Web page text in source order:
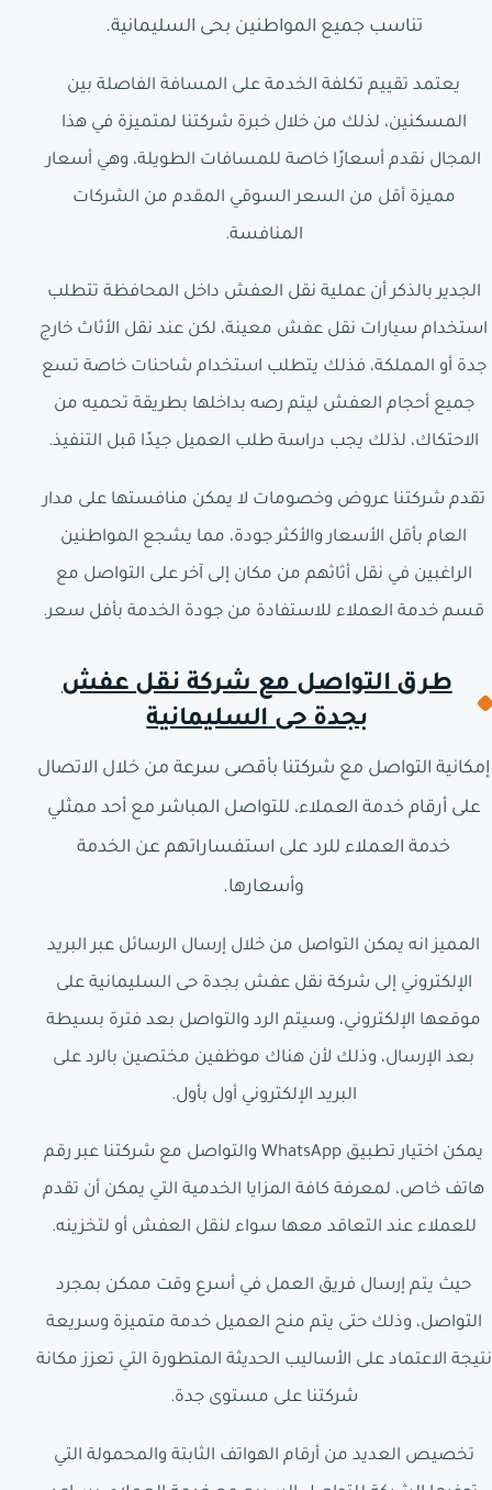
تناسب جميع المواطنين بحى السليمانية.
يعتمد تقييم تكلفة الخدمة على المسافة الفاصلة بين
المسكنين، لذلك من خلال خبرة شركتنا لمتميزة في هذا
المجال نقدم أسعارًا خاصة للمسافات الطويلة، وهي أسعار
مميزة أقل من السعر السوقي المقدم من الشركات
المنافسة.
الجدير بالذكر أن عملية نقل العفش داخل المحافظة تتطلب
استخدام سيارات نقل عفش معينة، لكن عند نقل الأثاث خارج
جدة أو المملكة، فذلك يتطلب استخدام شاحنات خاصة تسع
جميع أحجام العفش ليتم رصه بداخلها بطريقة تحميه من
الاحتكاك، لذلك يجب دراسة طلب العميل جيدًا قبل التنفيذ.
تقدم شركتنا عروض وخصومات لا يمكن منافستها على مدار
العام بأقل الأسعار والأكثر جودة، مما يشجع المواطنين
الراغبين في نقل أثاثهم من مكان إلى آخر على التواصل مع
قسم خدمة العملاء للاستفادة من جودة الخدمة بأفل سعر.
طرق التواصل مع شركة نقل عفش
بجدة حى السليمانية
إمكانية التواصل مع شركتنا بأقصى سرعة من خلال الاتصال
على أرقام خدمة العملاء، للتواصل المباشر مع أحد ممثلي
خدمة العملاء للرد على استفساراتهم عن الخدمة
وأسعارها.
المميز انه يمكن التواصل من خلال إرسال الرسائل عبر البريد
الإلكتروني إلى شركة نقل عفش بجدة حى السليمانية على
موقعها الإلكتروني، وسيتم الرد والتواصل بعد فترة بسيطة
بعد الإرسال، وذلك لأن هناك موظفين مختصين بالرد على
البريد الإلكتروني أول بأول.
يمكن اختيار تطبيق WhatsApp والتواصل مع شركتنا عبر رقم
هاتف خاص، لمعرفة كافة المزايا الخدمية التي يمكن أن تقدم
للعملاء عند التعاقد معها سواء لنقل العفش أو لتخزينه.
حيث يتم إرسال فريق العمل في أسرع وقت ممكن بمجرد
التواصل، وذلك حتى يتم منح العميل خدمة متميزة وسريعة
نتيجة الاعتماد على الأساليب الحديثة المتطورة التي تعزز مكانة
شركتنا على مستوى جدة.
تخصيص العديد من أرقام الهواتف الثابتة والمحمولة التي